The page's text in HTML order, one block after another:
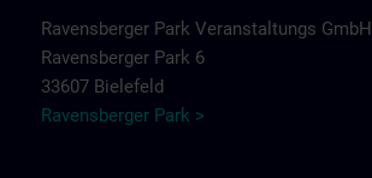
Ravensberger Park Veranstaltungs GmbH
Ravensberger Park 6
33607 Bielefeld
Ravensberger Park >